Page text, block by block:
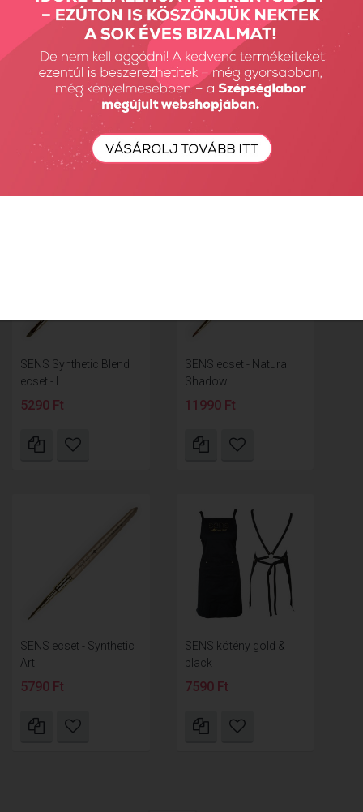
SENS Synthetic Blend
SENS Synthetic Blend
ecset - M
4990 Ft
SENS Synthetic Blend
ecset - L
5290 Ft
SENS ecset - Natural
Shadow
11990 Ft
SENS ecset - Synthetic
Art
5790 Ft
SENS kötény gold &
black
7590 Ft